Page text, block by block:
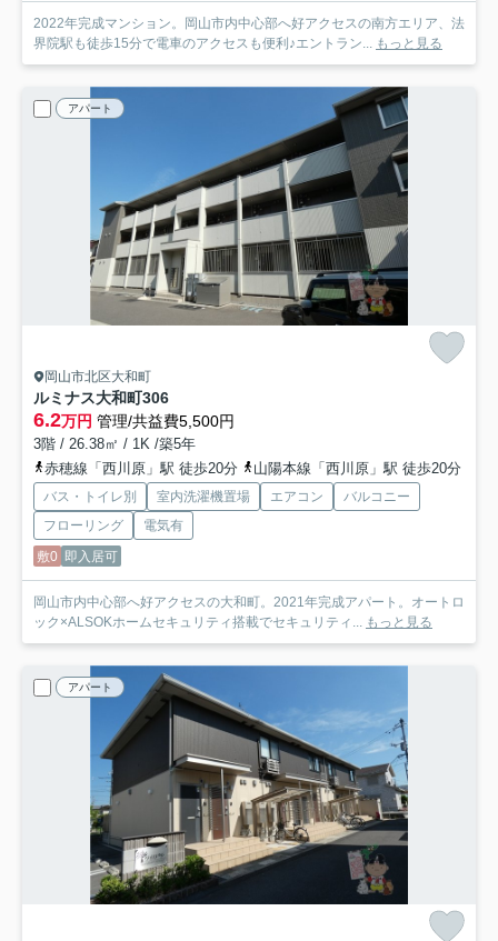
2022年完成マンション。岡山市内中心部へ好アクセスの南方エリア、法
界院駅も徒歩15分で電車のアクセスも便利♪エントラン...
もっと見る
アパート
岡山市北区大和町
ルミナス大和町306
6.2万円 管理/共益費5,500円
3階 / 26.38㎡ / 1K /築5年
赤穂線「西川原」駅 徒歩20分
山陽本線「西川原」駅 徒歩20分
バス・トイレ別 室内洗濯機置場 エアコン
バルコニー
フローリング
電気有
敷0 即入居可
岡山市内中心部へ好アクセスの大和町。2021年完成アパート。オートロ
ック×ALSOKホームセキュリティ搭載でセキュリティ...
もっと見る
アパート